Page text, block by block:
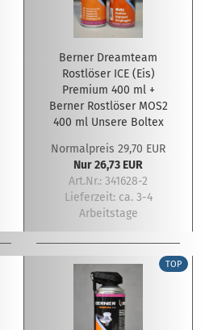
Berner Dreamteam
Rostlöser ICE (Eis)
Premium 400 ml +
Berner Rostlöser MOS2
400 ml Unsere Boltex
Normalpreis 29,70 EUR
Nur 26,73 EUR
Art.Nr.: 341628-2
Lieferzeit: ca. 3-4
Arbeitstage
TOP